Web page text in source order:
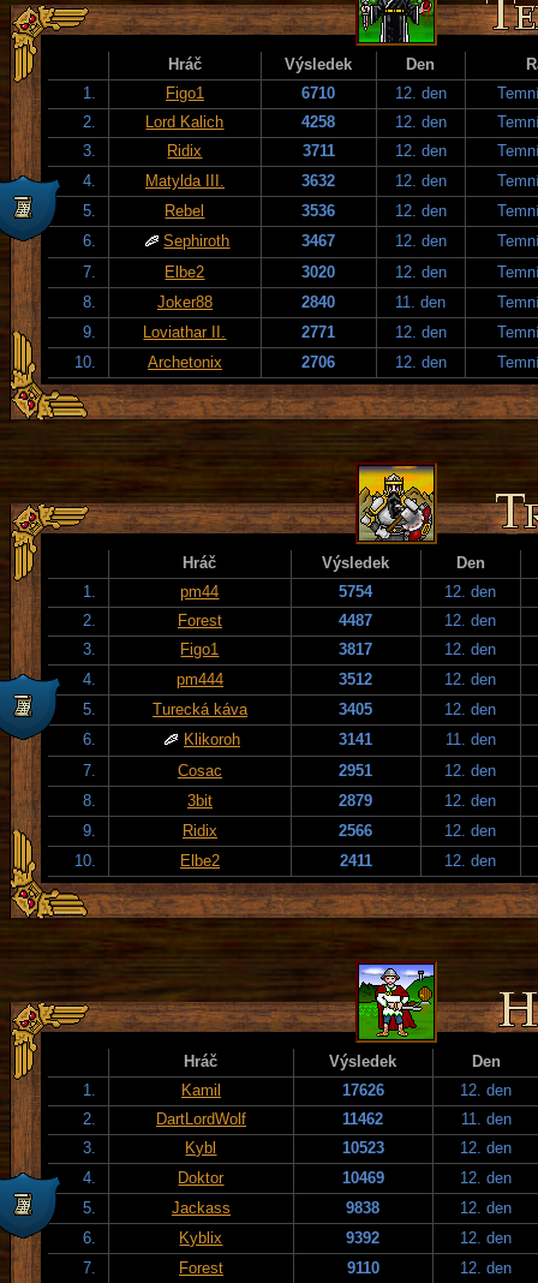
Hráč Výsledek Den
1.
Figo1 6710 12. den
2.
Lord Kalich 4258 12. den
3.
Ridix 3711 12. den
4.
Matylda III. 3632 12. den
5.
Rebel 3536 12. den
6.
Sephiroth 3467 12. den
7.
Elbe2 3020 12. den
8.
Joker88 2840 11. den
9.
Loviathar II. 2771 12. den
10.
Archetonix 2706 12. den
Hráč Výsledek
Den
1.
pm44 5754
12. den
2.
Forest 4487
12. den
3.
Figo1 3817
12. den
4.
pm444 3512
12. den
5.
Turecká káva 3405
12. den
6.
Klikoroh 3141
11. den
7.
Cosac 2951
12. den
8.
3bit 2879
12. den
9.
Ridix 2566
12. den
10.
Elbe2 2411 12. den
Hráč Výsledek
Den
1.
Kamil 17626
12. den
2.
DartLordWolf 11462
11. den
3.
Kybl 10523
12. den
4.
Doktor 10469
12. den
5.
Jackass 9838
12. den
6.
Kyblix 9392
12. den
7.
Forest 9110
12. den